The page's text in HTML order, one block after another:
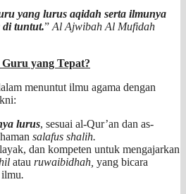
yang lurus aqidah serta ilmunya
di tuntut.” Al Ajwibah Al Mufidah
yang Tepat?
menuntut ilmu agama dengan
lurus, sesuai al-Qur’an dan as-
salafus shalih.
dan kompeten untuk mengajarkan
atau ruwaibidhah, yang bicara
ilmu.